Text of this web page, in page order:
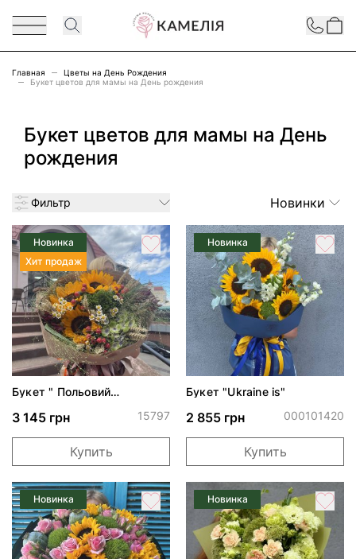
Перейти к содержимому
Contact
Главная
Цветы на День Рождения
Букет цветов для мамы на День рождения
Букет цветов для мамы на День
рождения
Фильтр Новинки
Новинка
Хит продаж
Букет " Польовий
3 145 грн 15797
Купить
Новинка
Букет "Ukraine is"
2 855 грн 000101420
Купить
Новинка Новинка